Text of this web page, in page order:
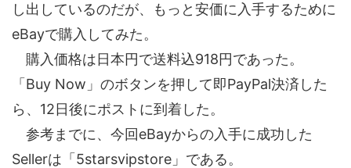
し出しているのだが、もっと安価に入手するために
eBayで購入してみた。
購入価格は日本円で送料込918円であった。
「Buy Now」のボタンを押して即PayPal決済した
ら、12日後にポストに到着した。
参考までに、今回eBayからの入手に成功した
Sellerは「5starsvipstore」である。